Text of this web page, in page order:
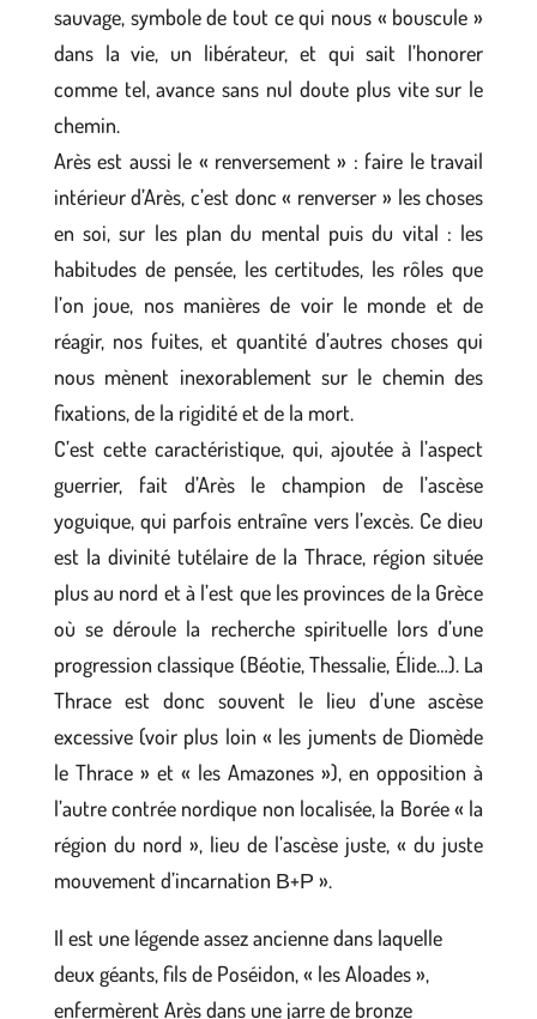
sauvage, symbole de tout ce qui nous « bouscule »
dans la vie, un libérateur, et qui sait l’honorer
comme tel, avance sans nul doute plus vite sur le
chemin.
Arès est aussi le « renversement » : faire le travail
intérieur d’Arès, c’est donc « renverser » les choses
en soi, sur les plan du mental puis du vital : les
habitudes de pensée, les certitudes, les rôles que
l’on joue, nos manières de voir le monde et de
réagir, nos fuites, et quantité d’autres choses qui
nous mènent inexorablement sur le chemin des
fixations, de la rigidité et de la mort.
C’est cette caractéristique, qui, ajoutée à l’aspect
guerrier, fait d’Arès le champion de l’ascèse
yoguique, qui parfois entraîne vers l’excès. Ce dieu
est la divinité tutélaire de la Thrace, région située
plus au nord et à l’est que les provinces de la Grèce
où se déroule la recherche spirituelle lors d’une
progression classique (Béotie, Thessalie, Élide…). La
Thrace est donc souvent le lieu d’une ascèse
excessive (voir plus loin « les juments de Diomède
le Thrace » et « les Amazones »), en opposition à
l’autre contrée nordique non localisée, la Borée « la
région du nord », lieu de l’ascèse juste, « du juste
mouvement d’incarnation Β+Ρ ».
Il est une légende assez ancienne dans laquelle
deux géants, fils de Poséidon, « les Aloades »,
enfermèrent Arès dans une jarre de bronze